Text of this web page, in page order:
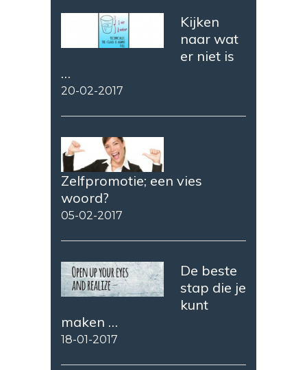
Kijken
naar wat
er niet is
…
20-02-2017
Zelfpromotie; een vies
woord?
05-02-2017
De beste
stap die je
kunt
maken …
18-01-2017